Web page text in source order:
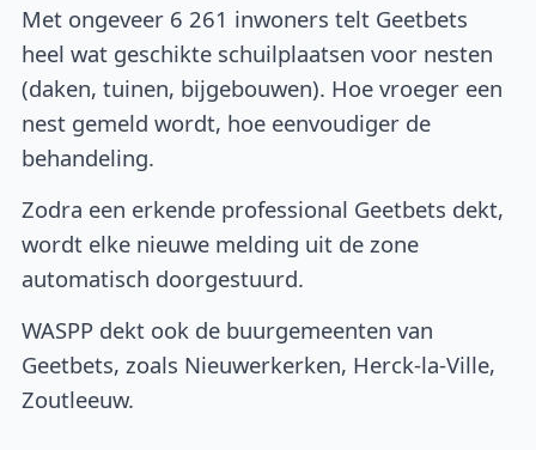
Met ongeveer 6 261 inwoners telt Geetbets
heel wat geschikte schuilplaatsen voor nesten
(daken, tuinen, bijgebouwen). Hoe vroeger een
nest gemeld wordt, hoe eenvoudiger de
behandeling.
Zodra een erkende professional Geetbets dekt,
wordt elke nieuwe melding uit de zone
automatisch doorgestuurd.
WASPP dekt ook de buurgemeenten van
Geetbets, zoals Nieuwerkerken, Herck-la-Ville,
Zoutleeuw.